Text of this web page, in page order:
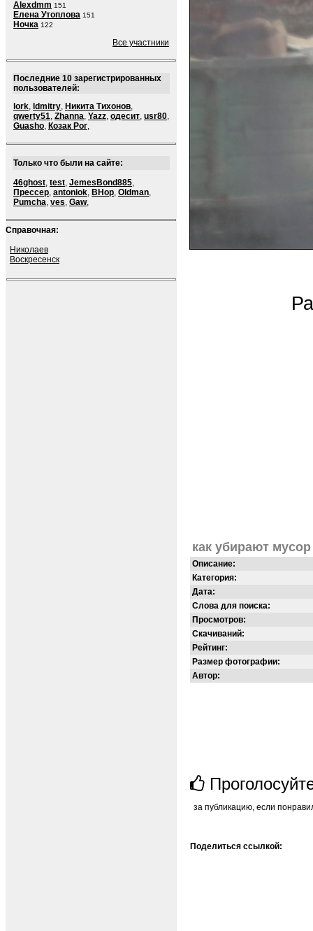
Alexdmm 151
Елена Утоплова 151
Ночка 122
Все участники
Последние 10 зарегистрированных
пользователей:
lork, ldmitry, Никита Тихонов,
qwerty51, Zhanna, Yazz, одесит, usr80,
Guasho, Козак Рог,
Только что были на сайте:
46ghost, test, JemesBond885,
Прессер, antoniok, BHop, Oldman,
Pumcha, ves, Gaw,
Справочная:
Николаев
Воскресенск
как убирают мусор
Описание:
Категория:
Дата:
Слова для поиска:
Просмотров:
Скачиваний:
Рейтинг:
Размер фотографии:
Автор:
за публикацию, если
Поделиться ссылкой: